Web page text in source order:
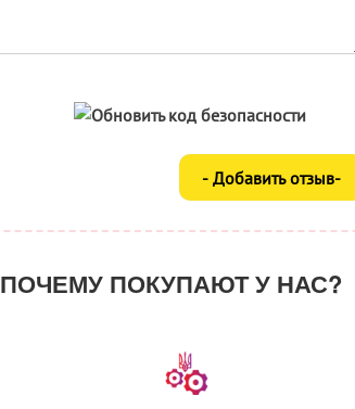
ПОЧЕМУ ПОКУПАЮТ У НАС?